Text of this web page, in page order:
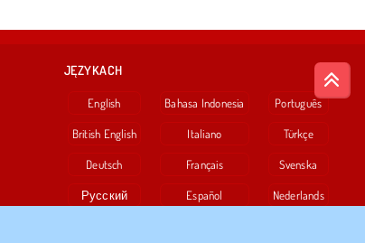
JĘZYKACH
English
British English
Deutsch
Русский
Bahasa Indonesia
Italiano
Français
Español
Português
Türkçe
Svenska
Nederlands